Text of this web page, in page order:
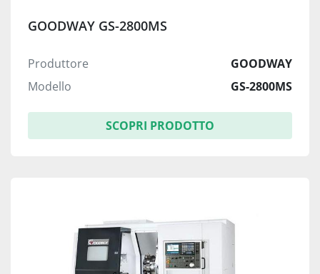
GOODWAY GS-2800MS
Produttore
GOODWAY
Modello
GS-2800MS
SCOPRI PRODOTTO